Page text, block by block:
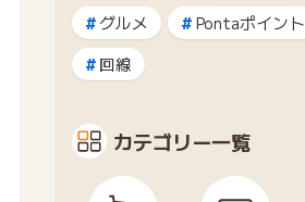
グルメ
Pontaポイント
回線
カテゴリー一覧